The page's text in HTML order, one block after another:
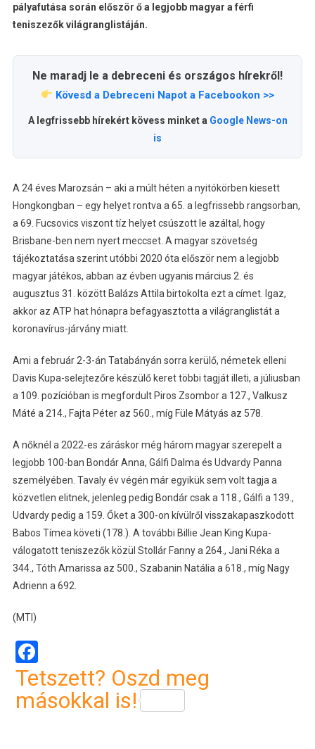
pályafutása során először ő a legjobb magyar a férfi
teniszezők világranglistáján.
Ne maradj le a debreceni és országos hírekről!
Kövesd a Debreceni Napot a Facebookon >>
A legfrissebb hírekért kövess minket a Google News-on
is
A 24 éves Marozsán – aki a múlt héten a nyitókörben kiesett
Hongkongban – egy helyet rontva a 65. a legfrissebb rangsorban,
a 69. Fucsovics viszont tíz helyet csúszott le azáltal, hogy
Brisbane-ben nem nyert meccset. A magyar szövetség
tájékoztatása szerint utóbbi 2020 óta először nem a legjobb
magyar játékos, abban az évben ugyanis március 2. és
augusztus 31. között Balázs Attila birtokolta ezt a címet. Igaz,
akkor az ATP hat hónapra befagyasztotta a világranglistát a
koronavírus-járvány miatt.
Ami a február 2-3-án Tatabányán sorra kerülő, németek elleni
Davis Kupa-selejtezőre készülő keret többi tagját illeti, a júliusban
a 109. pozícióban is megfordult Piros Zsombor a 127., Valkusz
Máté a 214., Fajta Péter az 560., míg Füle Mátyás az 578.
A nőknél a 2022-es záráskor még három magyar szerepelt a
legjobb 100-ban Bondár Anna, Gálfi Dalma és Udvardy Panna
személyében. Tavaly év végén már egyikük sem volt tagja a
közvetlen elitnek, jelenleg pedig Bondár csak a 118., Gálfi a 139.,
Udvardy pedig a 159. Őket a 300-on kívülről visszakapaszkodott
Babos Tímea követi (178.). A további Billie Jean King Kupa-
válogatott teniszezők közül Stollár Fanny a 264., Jani Réka a
344., Tóth Amarissa az 500., Szabanin Natália a 618., míg Nagy
Adrienn a 692.
(MTI)
Facebook
Tetszett? Oszd meg
másokkal is!